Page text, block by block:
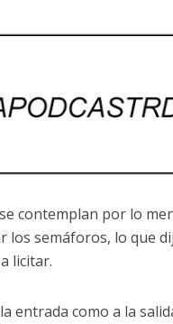
contemplan por lo
los semáforos, lo que
licitar.
entrada como a la